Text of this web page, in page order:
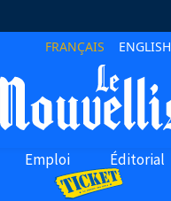
FRANÇAIS ENGLISH
Emploi Éditorial